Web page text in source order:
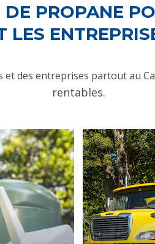
PROPANE
LES
des entreprises partout au
rentables.